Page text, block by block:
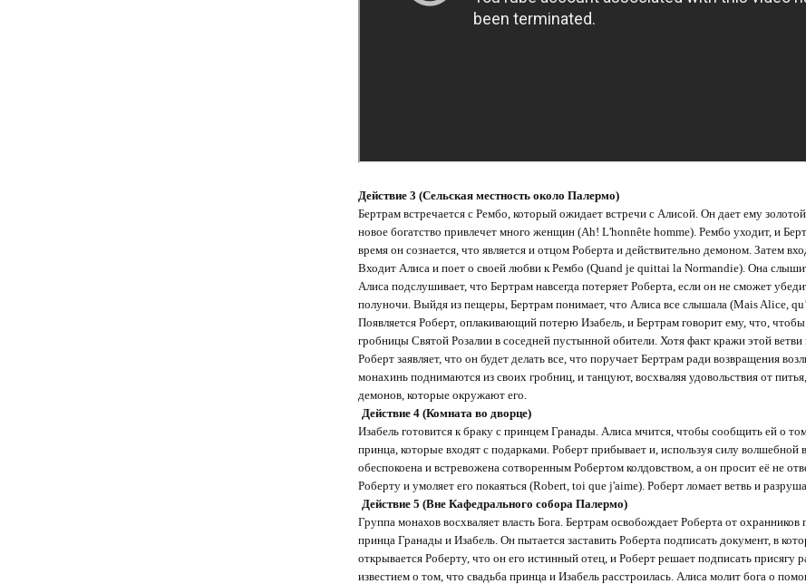
Действие 3 (Сельская местность около Палермо)
Бертрам встречается с Рембо, который ожидает встречи с Алисой. Он дает ему
новое богатство привлечет много женщин (Ah! L'honnête homme). Рембо уходит, и
время он сознается, что является и отцом Роберта и действительно демоном. Затем
Входит Алиса и поет о своей любви к Рембо (Quand je quittai la Normandie). Она
Алиса подслушивает, что Бертрам навсегда потеряет Роберта, если он не сможет
полуночи. Выйдя из пещеры, Бертрам понимает, что Алиса все слышала (Mais Alice,
Появляется Роберт, оплакивающий потерю Изабель, и Бертрам говорит ему, что,
гробницы Святой Розалии в соседней пустынной обители. Хотя факт кражи этой
Роберт заявляет, что он будет делать все, что поручает Бертрам ради возвращения
монахинь поднимаются из своих гробниц, и танцуют, восхваляя удовольствия от
демонов, которые окружают его.
Действие 4 (Комната во дворце)
Изабель готовится к браку с принцем Гранады. Алиса мчится, чтобы сообщить ей о
принца, которые входят с подарками. Роберт прибывает и, используя силу волшебной
обеспокоена и встревожена сотворенным Робертом колдовством, а он просит её не
Роберту и умоляет его покаяться (Robert, toi que j'aime). Роберт ломает ветвь и
Действие 5 (Вне Кафедрального собора Палермо)
Группа монахов восхваляет власть Бога. Бертрам освобождает Роберта от
принца Гранады и Изабель. Он пытается заставить Роберта подписать документ, в
открывается Роберту, что он его истинный отец, и Роберт решает подписать присягу
известием о том, что свадьба принца и Изабель расстроилась. Алиса молит бога о